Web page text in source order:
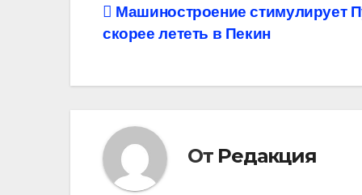
Навигация
по
записям
Машиностроение стимулирует
скорее лететь в Пекин
От Редакция